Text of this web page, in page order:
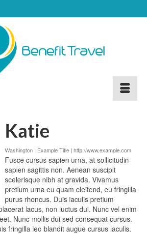
Katie
Washington | Example Title | http://www.example.com
Fusce cursus sapien urna, at sollicitudin
sapien sagittis non. Aenean suscipit
scelerisque nibh at gravida. Vivamus
pretium urna eu quam eleifend, eu fringilla
purus rhoncus. Duis iaculis pretium
lacus, non luctus dui. Nunc vel enim
Nunc mollis dui sed consequat cursus.
fringilla leo blandit augue cursus iaculis.